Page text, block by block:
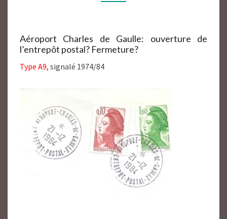
Aéroport Charles de Gaulle: ouverture de
l’entrepôt postal? Fermeture?
Type A9, signalé 1974/84